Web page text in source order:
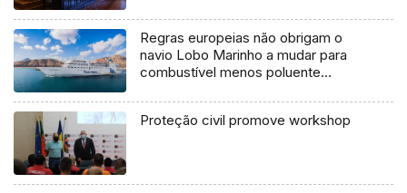
Regras europeias não obrigam o
navio Lobo Marinho a mudar para
combustível menos poluente
Proteção civil promove workshop